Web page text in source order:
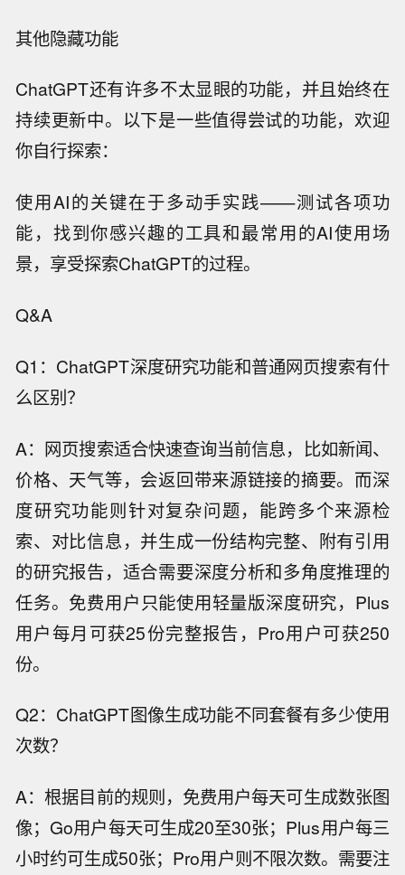
其他隐藏功能
ChatGPT还有许多不太显眼的功能，并且始终在
持续更新中。以下是一些值得尝试的功能，欢迎
你自行探索：
使用AI的关键在于多动手实践——测试各项功
能，找到你感兴趣的工具和最常用的AI使用场
景，享受探索ChatGPT的过程。
Q&A
Q1：ChatGPT深度研究功能和普通网页搜索有什
么区别？
A：网页搜索适合快速查询当前信息，比如新闻、
价格、天气等，会返回带来源链接的摘要。而深
度研究功能则针对复杂问题，能跨多个来源检
索、对比信息，并生成一份结构完整、附有引用
的研究报告，适合需要深度分析和多角度推理的
任务。免费用户只能使用轻量版深度研究，Plus
用户每月可获25份完整报告，Pro用户可获250
份。
Q2：ChatGPT图像生成功能不同套餐有多少使用
次数？
A：根据目前的规则，免费用户每天可生成数张图
像；Go用户每天可生成20至30张；Plus用户每三
小时约可生成50张；Pro用户则不限次数。需要注